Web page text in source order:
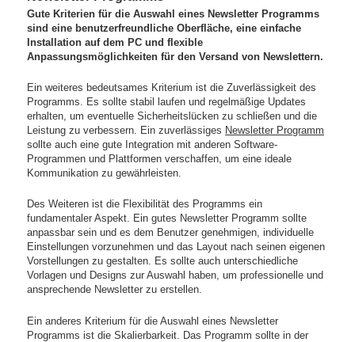
Gute Kriterien für die Auswahl eines Newsletter Programms
sind eine benutzerfreundliche Oberfläche, eine einfache
Installation auf dem PC und flexible
Anpassungsmöglichkeiten für den Versand von Newslettern.
Ein weiteres bedeutsames Kriterium ist die Zuverlässigkeit des
Programms. Es sollte stabil laufen und regelmäßige Updates
erhalten, um eventuelle Sicherheitslücken zu schließen und die
Leistung zu verbessern. Ein zuverlässiges Newsletter Programm
sollte auch eine gute Integration mit anderen Software-
Programmen und Plattformen verschaffen, um eine ideale
Kommunikation zu gewährleisten.
Des Weiteren ist die Flexibilität des Programms ein
fundamentaler Aspekt. Ein gutes Newsletter Programm sollte
anpassbar sein und es dem Benutzer genehmigen, individuelle
Einstellungen vorzunehmen und das Layout nach seinen eigenen
Vorstellungen zu gestalten. Es sollte auch unterschiedliche
Vorlagen und Designs zur Auswahl haben, um professionelle und
ansprechende Newsletter zu erstellen.
Ein anderes Kriterium für die Auswahl eines Newsletter
Programms ist die Skalierbarkeit. Das Programm sollte in der